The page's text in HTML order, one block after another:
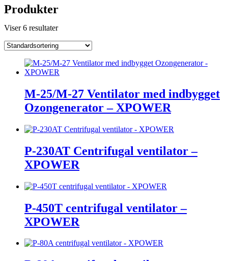
Produkter
Viser 6 resultater
M-25/M-27 Ventilator med indbygget
Ozongenerator – XPOWER
P-230AT Centrifugal ventilator –
XPOWER
P-450T centrifugal ventilator –
XPOWER